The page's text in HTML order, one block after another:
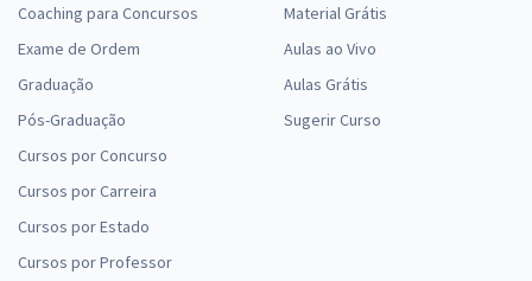
Coaching para Concursos
Exame de Ordem
Graduação
Pós-Graduação
Cursos por Concurso
Cursos por Carreira
Cursos por Estado
Cursos por Professor
Material Grátis
Aulas ao Vivo
Aulas Grátis
Sugerir Curso